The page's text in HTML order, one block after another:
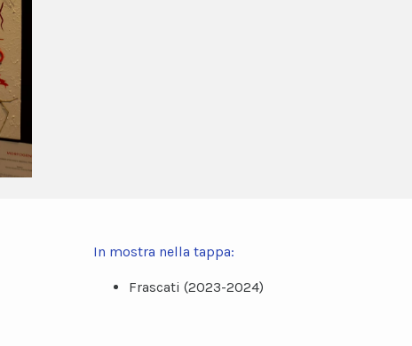
In mostra nella tappa:
Frascati (2023-2024)